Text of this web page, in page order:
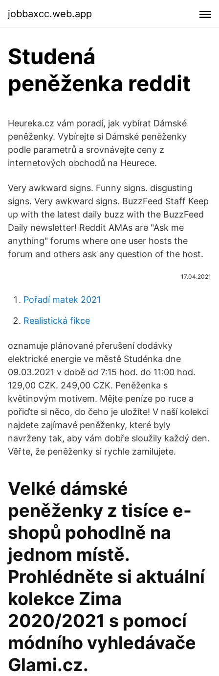
jobbaxcc.web.app
Studená
peněženka reddit
Heureka.cz vám poradí, jak vybírat Dámské
peněženky. Vybírejte si Dámské peněženky
podle parametrů a srovnávejte ceny z
internetových obchodů na Heurece.
Very awkward signs. Funny signs. disgusting
signs. Very awkward signs. BuzzFeed Staff Keep
up with the latest daily buzz with the BuzzFeed
Daily newsletter! Reddit AMAs are "Ask me
anything" forums where one user hosts the
forum and others ask any question of the host.
17.04.2021
Pořadí matek 2021
Realistická fikce
oznamuje plánované přerušení dodávky
elektrické energie ve městě Studénka dne
09.03.2021 v době od 7:15 hod. do 11:00 hod.
129,00 CZK. 249,00 CZK. Peněženka s
květinovým motivem. Mějte peníze po ruce a
pořiďte si něco, do čeho je uložíte! V naší kolekci
najdete zajímavé peněženky, které byly
navrženy tak, aby vám dobře sloužily každý den.
Věřte, že peněženky si rychle zamilujete.
Velké dámské
peněženky z tisíce e-
shopů pohodlně na
jednom místě.
Prohlédněte si aktuální
kolekce Zima
2020/2021 s pomocí
módního vyhledávače
Glami.cz.